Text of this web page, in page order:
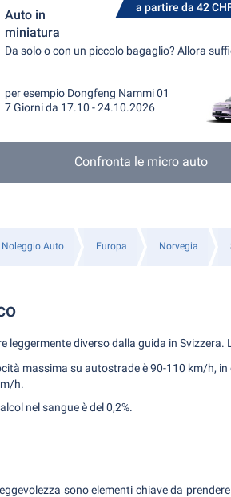
a partire da 42
Auto in
miniatura
Da solo o con un piccolo bagaglio? Allora
per esempio Dongfeng Nammi 01
7 Giorni da 17.10 - 24.10.2026
Confronta le micro auto
Noleggio Auto Europa Norvegia
leggermente diverso dalla guida in
massima su autostrade è 90-110 km/h,
h.
nel sangue è del 0,2%.
sono elementi chiave da